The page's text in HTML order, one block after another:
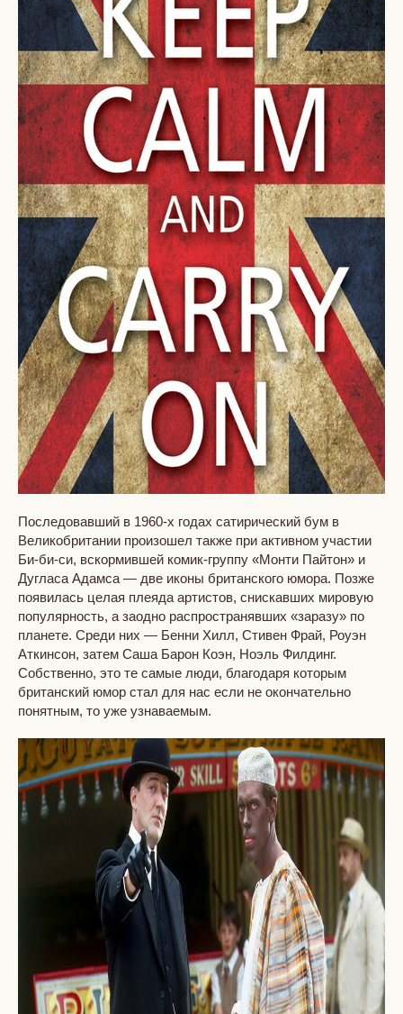
Последовавший в 1960-х годах сатирический бум в
Великобритании произошел также при активном участии
Би-би-си, вскормившей комик-группу «Монти Пайтон» и
Дугласа Адамса — две иконы британского юмора. Позже
появилась целая плеяда артистов, снискавших мировую
популярность, а заодно распространявших «заразу» по
планете. Среди них — Бенни Хилл, Стивен Фрай, Роуэн
Аткинсон, затем Саша Барон Коэн, Ноэль Филдинг.
Собственно, это те самые люди, благодаря которым
британский юмор стал для нас если не окончательно
понятным, то уже узнаваемым.